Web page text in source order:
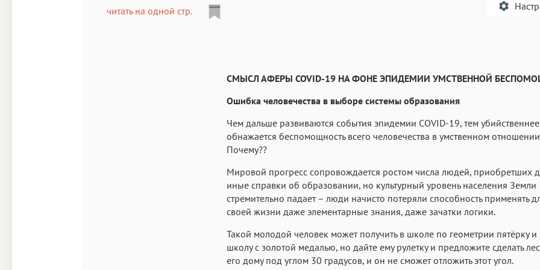
читать на одной стр.
Текст
Аа
Roboto
Аа
Garamond
Аа
Fira Sans
Аа
Iowan
Аа Аа
SF Serif
Аа
СМЫСЛ АФЕРЫ COVID-19 НА ФОНЕ ЭПИДЕМИИ УМСТВЕННОЙ
Ошибка человечества в выборе системы образования
Чем дальше развиваются события эпидемии COVID-19, тем убийственнее
обнажается беспомощность всего человечества в умственном
Почему??
Мировой прогресс сопровождается ростом числа людей, приобретших
иные справки об образовании, но культурный уровень населения Земли
стремительно падает – люди начисто потеряли способность применять
своей жизни даже элементарные знания, даже зачатки логики.
Такой молодой человек может получить в школе по геометрии пятёрку и
школу с золотой медалью, но дайте ему рулетку и предложите сделать
его дому под углом 30 градусов, и он не сможет отложить этот угол.